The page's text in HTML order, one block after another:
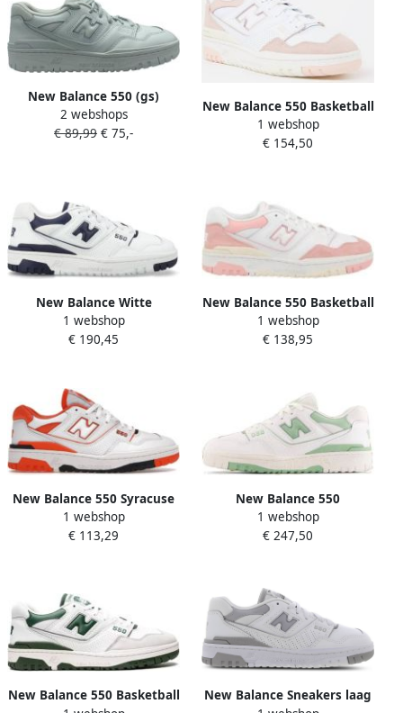
New Balance 550 (gs)
Basketball Schoenen white
maat: 38.5 beschikbare
2 webshops
€ 89,99 € 75,-
New Balance 550 Basketball
Schoenen white maat: 36.5
beschikbare maaten:36.5
1 webshop
€ 154,50
New Balance Witte
Vetersneakers voor White
1 webshop
€ 190,45
New Balance 550 Basketball
Schoenen pink haze maat:
37 beschikbare maaten:36
1 webshop
€ 138,95
New Balance 550 Syracuse
Sneaker White Unisex
1 webshop
€ 113,29
New Balance 550
Reconnected Schoenen
White Leer
1 webshop
€ 247,50
New Balance 550 Basketball
New Balance Sneakers laag